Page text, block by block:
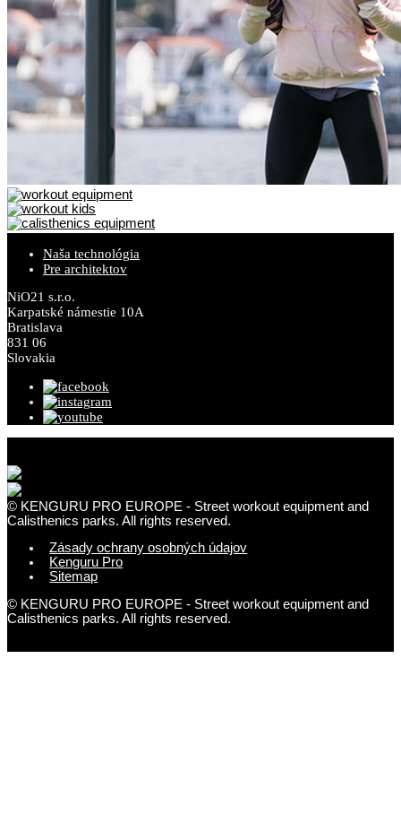
Naša technológia
Pre architektov
NiO21 s.r.o.
Karpatské námestie 10A
Bratislava
831 06
Slovakia
© KENGURU PRO EUROPE - Street workout equipment and
Calisthenics parks. All rights reserved.
Zásady ochrany osobných údajov
Kenguru Pro
Sitemap
© KENGURU PRO EUROPE - Street workout equipment and
Calisthenics parks. All rights reserved.